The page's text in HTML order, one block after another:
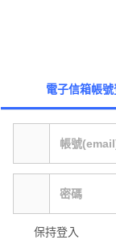
電子信箱帳號
保持登入